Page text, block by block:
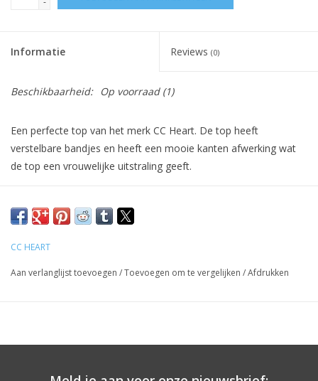
Informatie Reviews (0)
Beschikbaarheid: Op voorraad(1)
Een perfecte top van het merk CC Heart. De top heeft
verstelbare bandjes en heeft een mooie kanten afwerking wat
de top een vrouwelijke uitstraling geeft.
Materiaal: 100% polyester
CC HEART
Aan verlanglijst toevoegen /Toevoegen om te vergelijken /Afdrukken